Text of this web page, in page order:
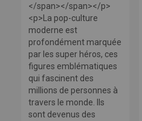
</span></span></p>
<p>La pop-culture
moderne est
profondément marquée
par les super héros, ces
figures emblématiques
qui fascinent des
millions de personnes à
travers le monde. Ils
sont devenus des